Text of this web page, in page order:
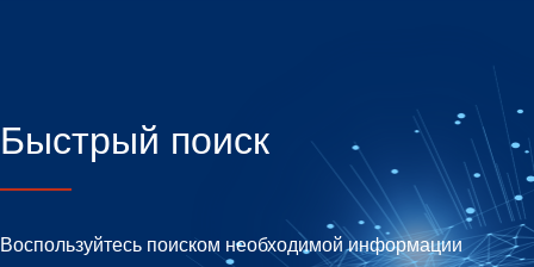
Быстрый поиск
Воспользуйтесь поиском необходимой информации